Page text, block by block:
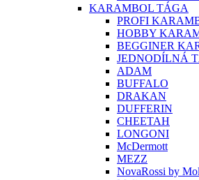
KARAMBOL TÁGA
PROFI
HOBBY
BEGGINER
JEDNODÍLNÁ
ADAM
BUFFALO
DRAKAN
DUFFERIN
CHEETAH
LONGONI
McDermott
MEZZ
NovaRossi by